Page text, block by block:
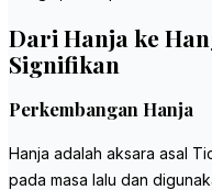
Dari Hanja ke
Signifikan
Perkembangan Hanja
Hanja adalah aksara asal
pada masa lalu dan